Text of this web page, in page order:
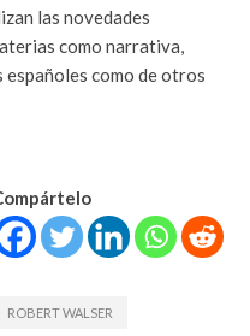
las novedades
como narrativa,
como de otros
ROBERT WALSER